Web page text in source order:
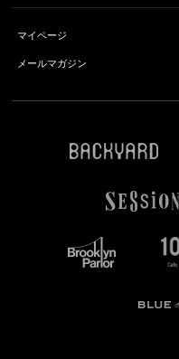
マイページ
メールマガジン